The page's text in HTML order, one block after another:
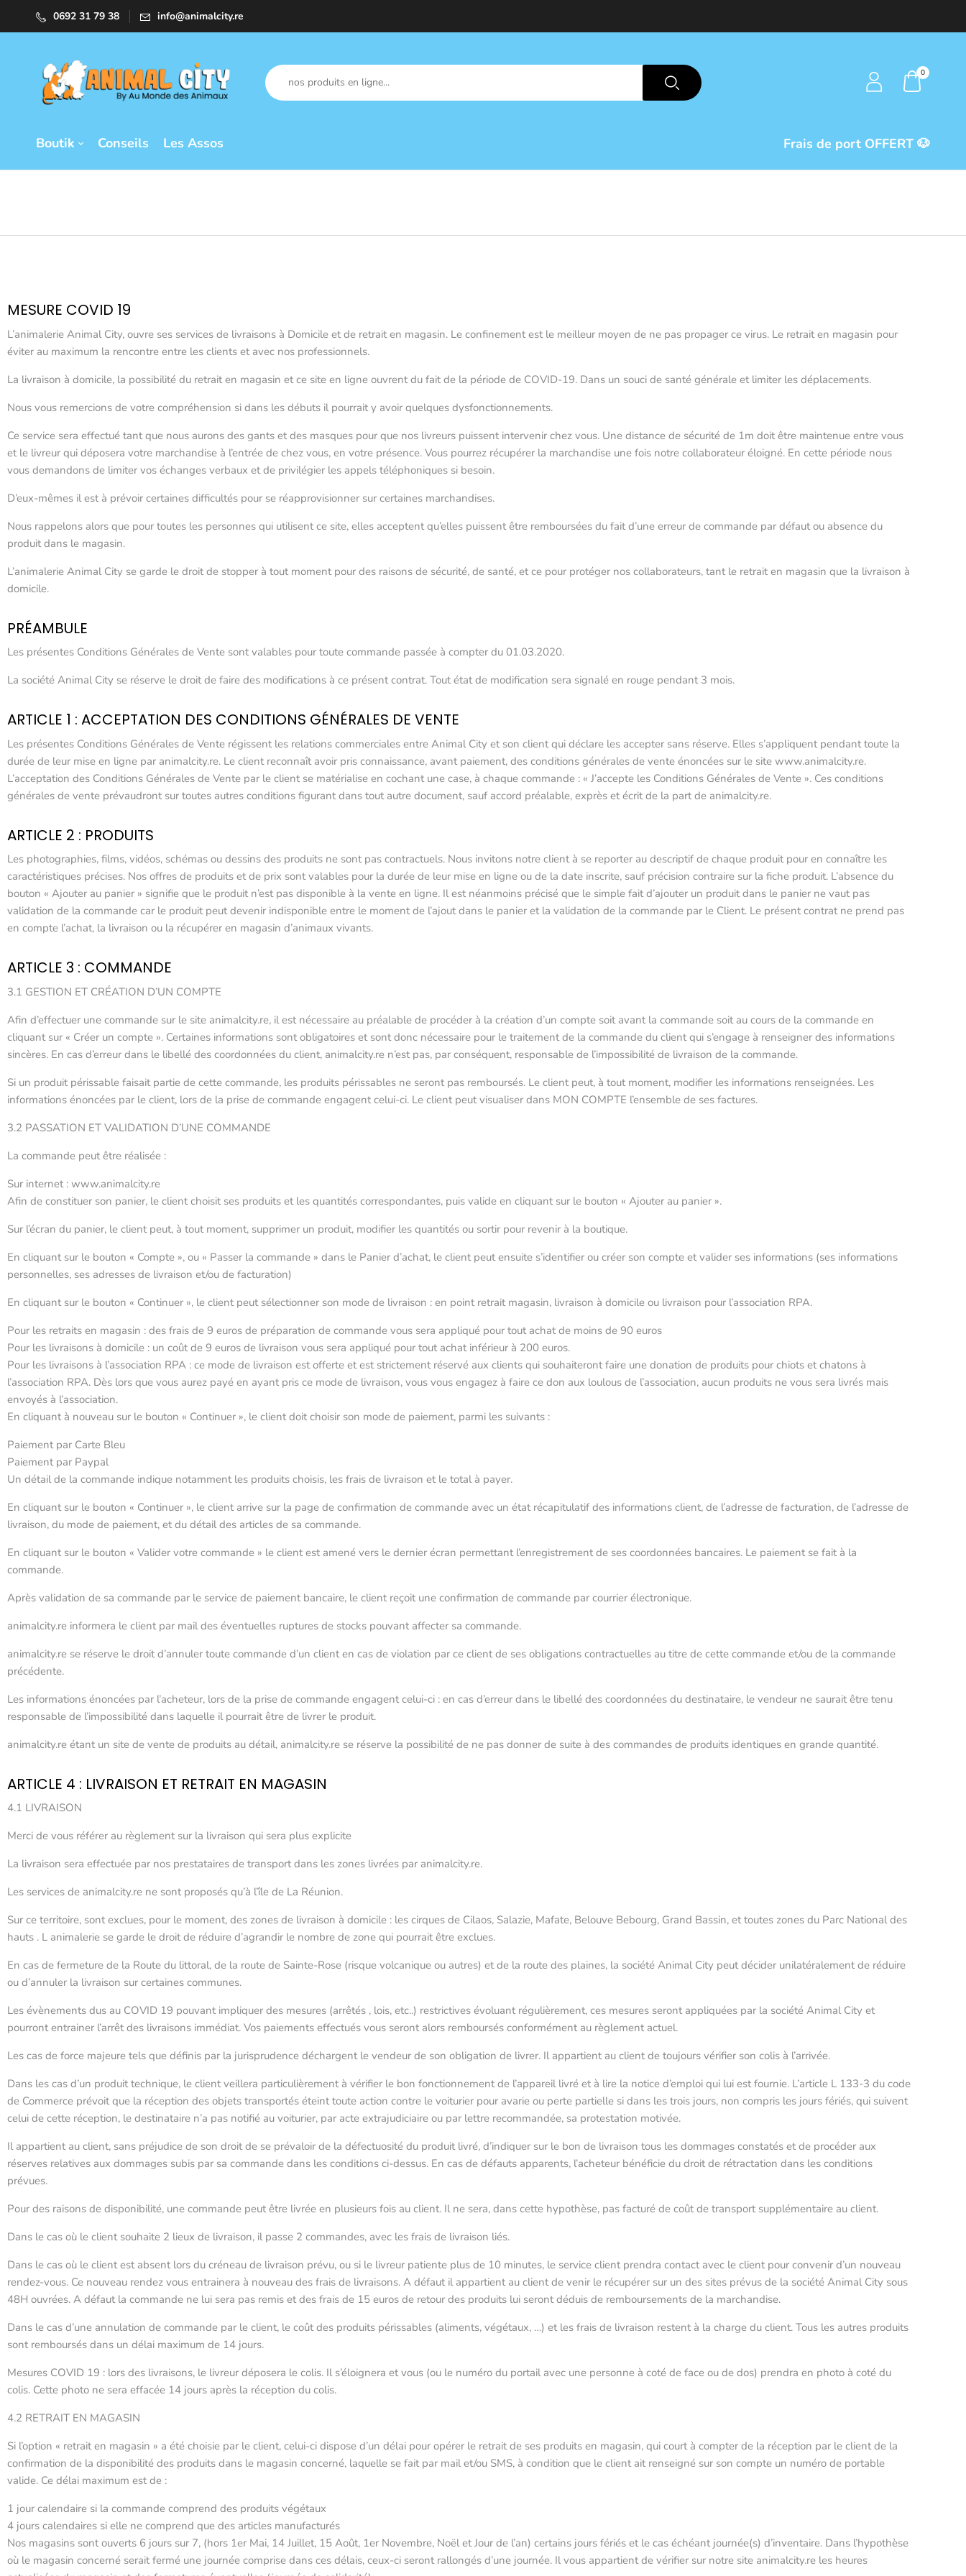
0692 31 79 38 info@animalcity.re
0
Boutik Conseils Les Assos Frais de port OFFERT 🐶
MESURE COVID 19
L’animalerie Animal City, ouvre ses services de livraisons à Domicile et de retrait en magasin. Le confinement est le meilleur moyen de ne pas propager ce virus. Le retrait en magasin pour
éviter au maximum la rencontre entre les clients et avec nos professionnels.
La livraison à domicile, la possibilité du retrait en magasin et ce site en ligne ouvrent du fait de la période de COVID-19. Dans un souci de santé générale et limiter les déplacements.
Nous vous remercions de votre compréhension si dans les débuts il pourrait y avoir quelques dysfonctionnements.
Ce service sera effectué tant que nous aurons des gants et des masques pour que nos livreurs puissent intervenir chez vous. Une distance de sécurité de 1m doit être maintenue entre vous
et le livreur qui déposera votre marchandise à l’entrée de chez vous, en votre présence. Vous pourrez récupérer la marchandise une fois notre collaborateur éloigné. En cette période nous
vous demandons de limiter vos échanges verbaux et de privilégier les appels téléphoniques si besoin.
D’eux-mêmes il est à prévoir certaines difficultés pour se réapprovisionner sur certaines marchandises.
Nous rappelons alors que pour toutes les personnes qui utilisent ce site, elles acceptent qu’elles puissent être remboursées du fait d’une erreur de commande par défaut ou absence du
produit dans le magasin.
L’animalerie Animal City se garde le droit de stopper à tout moment pour des raisons de sécurité, de santé, et ce pour protéger nos collaborateurs, tant le retrait en magasin que la livraison à
domicile.
PRÉAMBULE
Les présentes Conditions Générales de Vente sont valables pour toute commande passée à compter du 01.03.2020.
La société Animal City se réserve le droit de faire des modifications à ce présent contrat. Tout état de modification sera signalé en rouge pendant 3 mois.
ARTICLE 1 : ACCEPTATION DES CONDITIONS GÉNÉRALES DE VENTE
Les présentes Conditions Générales de Vente régissent les relations commerciales entre Animal City et son client qui déclare les accepter sans réserve. Elles s’appliquent pendant toute la
durée de leur mise en ligne par animalcity.re. Le client reconnaît avoir pris connaissance, avant paiement, des conditions générales de vente énoncées sur le site www.animalcity.re.
L’acceptation des Conditions Générales de Vente par le client se matérialise en cochant une case, à chaque commande : « J’accepte les Conditions Générales de Vente ». Ces conditions
générales de vente prévaudront sur toutes autres conditions figurant dans tout autre document, sauf accord préalable, exprès et écrit de la part de animalcity.re.
ARTICLE 2 : PRODUITS
Les photographies, films, vidéos, schémas ou dessins des produits ne sont pas contractuels. Nous invitons notre client à se reporter au descriptif de chaque produit pour en connaître les
caractéristiques précises. Nos offres de produits et de prix sont valables pour la durée de leur mise en ligne ou de la date inscrite, sauf précision contraire sur la fiche produit. L’absence du
bouton « Ajouter au panier » signifie que le produit n’est pas disponible à la vente en ligne. Il est néanmoins précisé que le simple fait d’ajouter un produit dans le panier ne vaut pas
validation de la commande car le produit peut devenir indisponible entre le moment de l’ajout dans le panier et la validation de la commande par le Client. Le présent contrat ne prend pas
en compte l’achat, la livraison ou la récupérer en magasin d’animaux vivants.
ARTICLE 3 : COMMANDE
3.1 GESTION ET CRÉATION D’UN COMPTE
Afin d’effectuer une commande sur le site animalcity.re, il est nécessaire au préalable de procéder à la création d’un compte soit avant la commande soit au cours de la commande en
cliquant sur « Créer un compte ». Certaines informations sont obligatoires et sont donc nécessaire pour le traitement de la commande du client qui s’engage à renseigner des informations
sincères. En cas d’erreur dans le libellé des coordonnées du client, animalcity.re n’est pas, par conséquent, responsable de l’impossibilité de livraison de la commande.
Si un produit périssable faisait partie de cette commande, les produits périssables ne seront pas remboursés. Le client peut, à tout moment, modifier les informations renseignées. Les
informations énoncées par le client, lors de la prise de commande engagent celui-ci. Le client peut visualiser dans MON COMPTE l’ensemble de ses factures.
3.2 PASSATION ET VALIDATION D’UNE COMMANDE
La commande peut être réalisée :
Sur internet : www.animalcity.re
Afin de constituer son panier, le client choisit ses produits et les quantités correspondantes, puis valide en cliquant sur le bouton « Ajouter au panier ».
Sur l’écran du panier, le client peut, à tout moment, supprimer un produit, modifier les quantités ou sortir pour revenir à la boutique.
En cliquant sur le bouton « Compte », ou « Passer la commande » dans le Panier d’achat, le client peut ensuite s’identifier ou créer son compte et valider ses informations (ses informations
personnelles, ses adresses de livraison et/ou de facturation)
En cliquant sur le bouton « Continuer », le client peut sélectionner son mode de livraison : en point retrait magasin, livraison à domicile ou livraison pour l’association RPA.
Pour les retraits en magasin : des frais de 9 euros de préparation de commande vous sera appliqué pour tout achat de moins de 90 euros
Pour les livraisons à domicile : un coût de 9 euros de livraison vous sera appliqué pour tout achat inférieur à 200 euros.
Pour les livraisons à l’association RPA : ce mode de livraison est offerte et est strictement réservé aux clients qui souhaiteront faire une donation de produits pour chiots et chatons à
l’association RPA. Dès lors que vous aurez payé en ayant pris ce mode de livraison, vous vous engagez à faire ce don aux loulous de l’association, aucun produits ne vous sera livrés mais
envoyés à l’association.
En cliquant à nouveau sur le bouton « Continuer », le client doit choisir son mode de paiement, parmi les suivants :
Paiement par Carte Bleu
Paiement par Paypal
Un détail de la commande indique notamment les produits choisis, les frais de livraison et le total à payer.
En cliquant sur le bouton « Continuer », le client arrive sur la page de confirmation de commande avec un état récapitulatif des informations client, de l’adresse de facturation, de l’adresse de
livraison, du mode de paiement, et du détail des articles de sa commande.
En cliquant sur le bouton « Valider votre commande » le client est amené vers le dernier écran permettant l’enregistrement de ses coordonnées bancaires. Le paiement se fait à la
commande.
Après validation de sa commande par le service de paiement bancaire, le client reçoit une confirmation de commande par courrier électronique.
animalcity.re informera le client par mail des éventuelles ruptures de stocks pouvant affecter sa commande.
animalcity.re se réserve le droit d’annuler toute commande d’un client en cas de violation par ce client de ses obligations contractuelles au titre de cette commande et/ou de la commande
précédente.
Les informations énoncées par l’acheteur, lors de la prise de commande engagent celui-ci : en cas d’erreur dans le libellé des coordonnées du destinataire, le vendeur ne saurait être tenu
responsable de l’impossibilité dans laquelle il pourrait être de livrer le produit.
animalcity.re étant un site de vente de produits au détail, animalcity.re se réserve la possibilité de ne pas donner de suite à des commandes de produits identiques en grande quantité.
ARTICLE 4 : LIVRAISON ET RETRAIT EN MAGASIN
4.1 LIVRAISON
Merci de vous référer au règlement sur la livraison qui sera plus explicite
La livraison sera effectuée par nos prestataires de transport dans les zones livrées par animalcity.re.
Les services de animalcity.re ne sont proposés qu’à l’île de La Réunion.
Sur ce territoire, sont exclues, pour le moment, des zones de livraison à domicile : les cirques de Cilaos, Salazie, Mafate, Belouve Bebourg, Grand Bassin, et toutes zones du Parc National des
hauts . L animalerie se garde le droit de réduire d’agrandir le nombre de zone qui pourrait être exclues.
En cas de fermeture de la Route du littoral, de la route de Sainte-Rose (risque volcanique ou autres) et de la route des plaines, la société Animal City peut décider unilatéralement de réduire
ou d’annuler la livraison sur certaines communes.
Les évènements dus au COVID 19 pouvant impliquer des mesures (arrêtés , lois, etc..) restrictives évoluant régulièrement, ces mesures seront appliquées par la société Animal City et
pourront entrainer l’arrêt des livraisons immédiat. Vos paiements effectués vous seront alors remboursés conformément au règlement actuel.
Les cas de force majeure tels que définis par la jurisprudence déchargent le vendeur de son obligation de livrer. Il appartient au client de toujours vérifier son colis à l’arrivée.
Dans les cas d’un produit technique, le client veillera particulièrement à vérifier le bon fonctionnement de l’appareil livré et à lire la notice d’emploi qui lui est fournie. L’article L 133-3 du code
de Commerce prévoit que la réception des objets transportés éteint toute action contre le voiturier pour avarie ou perte partielle si dans les trois jours, non compris les jours fériés, qui suivent
celui de cette réception, le destinataire n’a pas notifié au voiturier, par acte extrajudiciaire ou par lettre recommandée, sa protestation motivée.
Il appartient au client, sans préjudice de son droit de se prévaloir de la défectuosité du produit livré, d’indiquer sur le bon de livraison tous les dommages constatés et de procéder aux
réserves relatives aux dommages subis par sa commande dans les conditions ci-dessus. En cas de défauts apparents, l’acheteur bénéficie du droit de rétractation dans les conditions
prévues.
Pour des raisons de disponibilité, une commande peut être livrée en plusieurs fois au client. Il ne sera, dans cette hypothèse, pas facturé de coût de transport supplémentaire au client.
Dans le cas où le client souhaite 2 lieux de livraison, il passe 2 commandes, avec les frais de livraison liés.
Dans le cas où le client est absent lors du créneau de livraison prévu, ou si le livreur patiente plus de 10 minutes, le service client prendra contact avec le client pour convenir d’un nouveau
rendez-vous. Ce nouveau rendez vous entrainera à nouveau des frais de livraisons. A défaut il appartient au client de venir le récupérer sur un des sites prévus de la société Animal City sous
48H ouvrées. A défaut la commande ne lui sera pas remis et des frais de 15 euros de retour des produits lui seront déduis de remboursements de la marchandise.
Dans le cas d’une annulation de commande par le client, le coût des produits périssables (aliments, végétaux, …) et les frais de livraison restent à la charge du client. Tous les autres produits
sont remboursés dans un délai maximum de 14 jours.
Mesures COVID 19 : lors des livraisons, le livreur déposera le colis. Il s’éloignera et vous (ou le numéro du portail avec une personne à coté de face ou de dos) prendra en photo à coté du
colis. Cette photo ne sera effacée 14 jours après la réception du colis.
4.2 RETRAIT EN MAGASIN
Si l’option « retrait en magasin » a été choisie par le client, celui-ci dispose d’un délai pour opérer le retrait de ses produits en magasin, qui court à compter de la réception par le client de la
confirmation de la disponibilité des produits dans le magasin concerné, laquelle se fait par mail et/ou SMS, à condition que le client ait renseigné sur son compte un numéro de portable
valide. Ce délai maximum est de :
1 jour calendaire si la commande comprend des produits végétaux
4 jours calendaires si elle ne comprend que des articles manufacturés
Nos magasins sont ouverts 6 jours sur 7, (hors 1er Mai, 14 Juillet, 15 Août, 1er Novembre, Noël et Jour de l’an) certains jours fériés et le cas échéant journée(s) d’inventaire. Dans l’hypothèse
où le magasin concerné serait fermé une journée comprise dans ces délais, ceux-ci seront rallongés d’une journée. Il vous appartient de vérifier sur notre site animalcity.re les heures